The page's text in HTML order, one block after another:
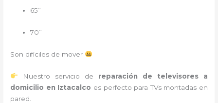
65”
70”
Son difíciles de mover
Nuestro servicio de reparación de televisores a
domicilio en Iztacalco es perfecto para TVs montadas en
pared.